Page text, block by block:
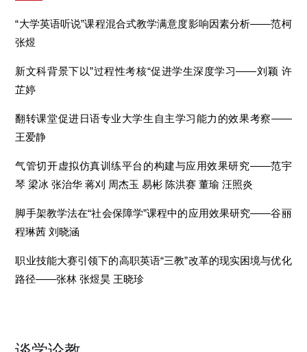
“大学英语听说”课程混合式教学满意度影响因素分析——范柯
张煜
新文科背景下以”过程性考核“促进学生深度学习——刘颖 许
芷婷
翻转课堂促进日语专业大学生自主学习能力的效果考察——
王爱静
气管切开虚拟仿真训练平台的构建与应用效果研究——范宇
琴 梁冰 张治华 蒋刈 周杰玉 易彬 陈洪赛 董瑜 汪照炎
脚手架教学法在“社会保障学”课程中的应用效果研究——谷丽
程琳茜 刘晓涵
职业技能大赛引领下的高职英语“三教”改革的现实困境与优化
路径——张林 张煜昊 王晓珍